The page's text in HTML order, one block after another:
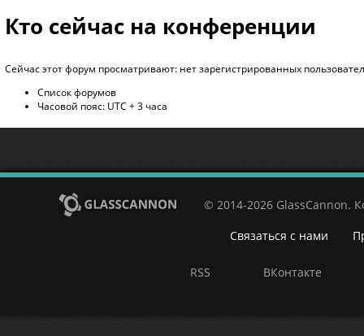
Кто сейчас на конференции
Сейчас этот форум просматривают: нет зарегистрированных
Список форумов
Часовой пояс: UTC + 3 часа
© 2014-2026 GlassCannon.
Связаться с нами
RSS ВКонтакте